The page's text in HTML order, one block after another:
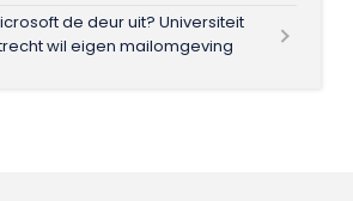
de deur uit? Universiteit
wil eigen mailomgeving